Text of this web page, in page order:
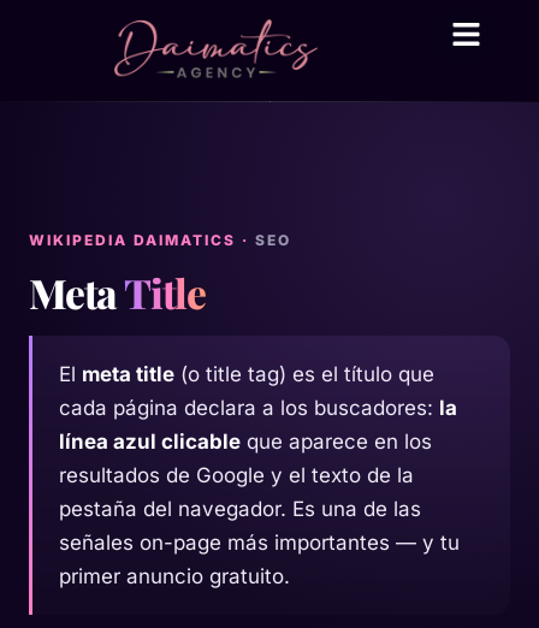
WIKIPEDIA DAIMATICS · SEO
MetaTitle
El meta title (o title tag) es el título que
cada página declara a los buscadores: la
línea azul clicable que aparece en los
resultados de Google y el texto de la
pestaña del navegador. Es una de las
señales on-page más importantes — y tu
primer anuncio gratuito.
Daima Business AI
● En línea